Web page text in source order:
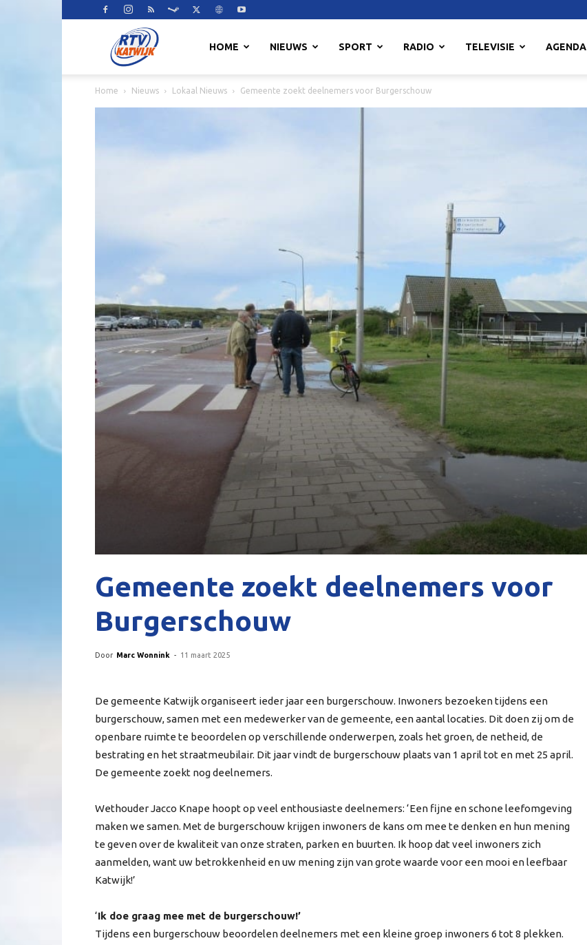
HOME NIEUWS SPORT RADIO TELEVISIE AGENDA
Home Nieuws Lokaal Nieuws Gemeente zoekt deelnemers voor Burgerschouw
Gemeente zoekt deelnemers voor
Burgerschouw
Door Marc Wonnink - 11 maart 2025
De gemeente Katwijk organiseert ieder jaar een burgerschouw. Inwoners bezoeken tijdens een
burgerschouw, samen met een medewerker van de gemeente, een aantal locaties. Dit doen zij om de
openbare ruimte te beoordelen op verschillende onderwerpen, zoals het groen, de netheid, de
bestrating en het straatmeubilair. Dit jaar vindt de burgerschouw plaats van 1 april tot en met 25 april.
De gemeente zoekt nog deelnemers.
Wethouder Jacco Knape hoopt op veel enthousiaste deelnemers: ‘Een fijne en schone leefomgeving
maken we samen. Met de burgerschouw krijgen inwoners de kans om mee te denken en hun mening
te geven over de kwaliteit van onze straten, parken en buurten. Ik hoop dat veel inwoners zich
aanmelden, want uw betrokkenheid en uw mening zijn van grote waarde voor een mooi en leefbaar
Katwijk!’
‘Ik doe graag mee met de burgerschouw!’
Tijdens een burgerschouw beoordelen deelnemers met een kleine groep inwoners 6 tot 8 plekken.